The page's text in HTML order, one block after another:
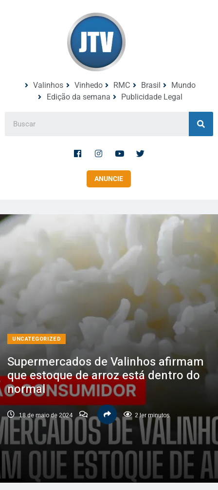
Valinhos Vinhedo RMC Brasil
Mundo
Edição da semana
Publicidade Legal
ANUNCIE
UNCATEGORIZED
Supermercados de Valinhos afirmam
que estoque de arroz está dentro do
normal
18 de maio de 2024 2 ler minutos